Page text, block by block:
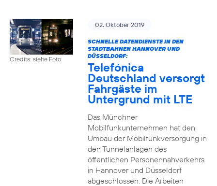
Credits: siehe Foto
02. Oktober 2019
SCHNELLE DATENDIENSTE IN DEN
STADTBAHNEN HANNOVER UND
DÜSSELDORF:
Telefónica
Deutschland versorgt
Fahrgäste im
Untergrund mit LTE
Das Münchner
Mobilfunkunternehmen hat den
Umbau der Mobilfunkversorgung in
den Tunnelanlagen des
öffentlichen Personennahverkehrs
in Hannover und Düsseldorf
abgeschlossen. Die Arbeiten